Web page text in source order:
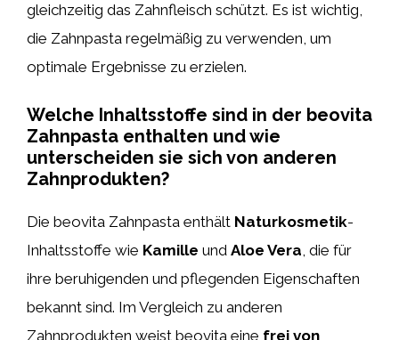
gleichzeitig das Zahnfleisch schützt. Es ist wichtig,
die Zahnpasta regelmäßig zu verwenden, um
optimale Ergebnisse zu erzielen.
Welche Inhaltsstoffe sind in der beovita
Zahnpasta enthalten und wie
unterscheiden sie sich von anderen
Zahnprodukten?
Die beovita Zahnpasta enthält Naturkosmetik-
Inhaltsstoffe wie Kamille und Aloe Vera , die für
ihre beruhigenden und pflegenden Eigenschaften
bekannt sind. Im Vergleich zu anderen
Zahnprodukten weist beovita eine frei von